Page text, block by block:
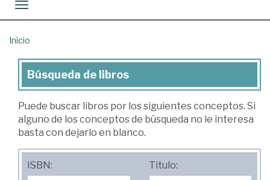
Toggle navigation
Inicio
Búsqueda
de
libros
Búsqueda de libros
Puede buscar libros por los siguientes conceptos. Si
alguno de los conceptos de búsqueda no le interesa
basta con dejarlo en blanco.
ISBN: Titulo: